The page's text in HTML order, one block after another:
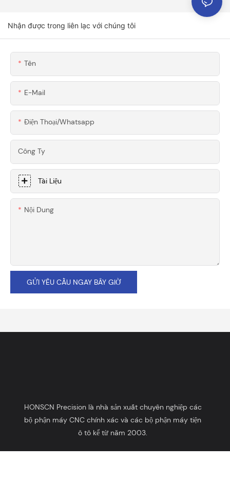
Chế Biến Gỗ Cao Cấp
Công CNC Chính
Nhận được trong liên lạc với chúng tôi
Tên
E-Mail
Điện Thoại/whatsapp
Công Ty
Tài Liệu
Nội Dung
GỬI YÊU CẦU NGAY BÂY GIỜ
HONSCN Precision là nhà sản xuất chuyên nghiệp các
bộ phận máy CNC chính xác và các bộ phận máy tiện
ô tô kể từ năm 2003.